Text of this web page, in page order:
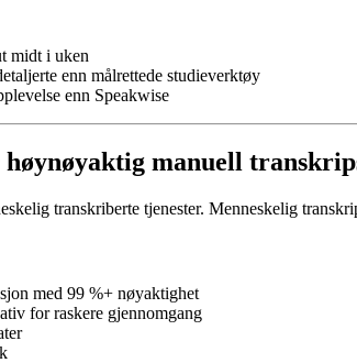
midt i uken
enn målrettede studieverktøy
enn Speakwise
høynøyaktig manuell
transkriberte tjenester. Menneskelig
med 99 %+ nøyaktighet
for raskere gjennomgang